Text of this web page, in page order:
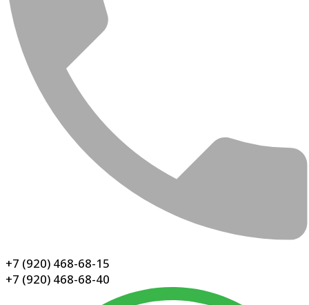
+7 (920) 468-68-15
+7 (920) 468-68-40